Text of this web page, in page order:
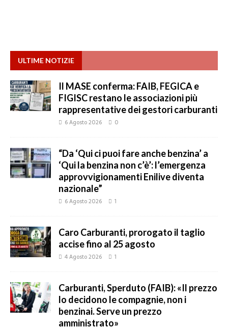
ULTIME NOTIZIE
Il MASE conferma: FAIB, FEGICA e
FIGISC restano le associazioni più
rappresentative dei gestori carburanti
6 Agosto 2026 0
“Da ‘Qui ci puoi fare anche benzina’ a
‘Qui la benzina non c’è’: l’emergenza
approvvigionamenti Enilive diventa
nazionale”
6 Agosto 2026 1
Caro Carburanti, prorogato il taglio
accise fino al 25 agosto
4 Agosto 2026 1
Carburanti, Sperduto (FAIB): «Il prezzo
lo decidono le compagnie, non i
benzinai. Serve un prezzo
amministrato»